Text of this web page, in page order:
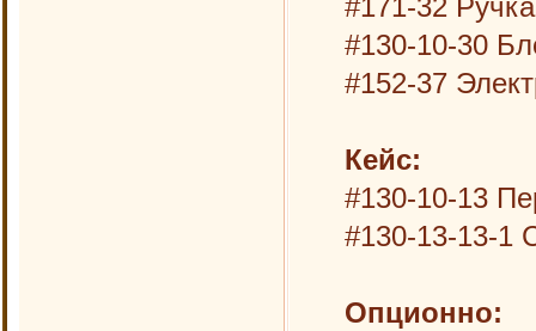
#171-32 Ручка
#130-10-30
#152-37
Кейс:
#130-10-13
#130-13-13-1
Опционно: